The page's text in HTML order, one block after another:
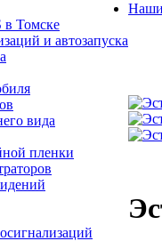
в Томске
и автозапуска
вида
пленки